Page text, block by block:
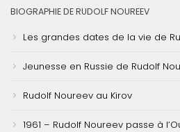
BIOGRAPHIE DE RUDOLF NOUREEV
Les grandes dates de la vie de
Jeunesse en Russie de Rudolf
Rudolf Noureev au Kirov
1961 – Rudolf Noureev passe à